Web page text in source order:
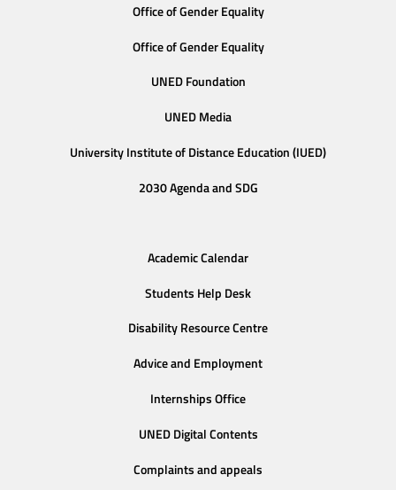
Office of Gender Equality
Office of Gender Equality
UNED Foundation
UNED Media
University Institute of Distance Education (IUED)
2030 Agenda and SDG
Academic Calendar
Students Help Desk
Disability Resource Centre
Advice and Employment
Internships Office
UNED Digital Contents
Complaints and appeals